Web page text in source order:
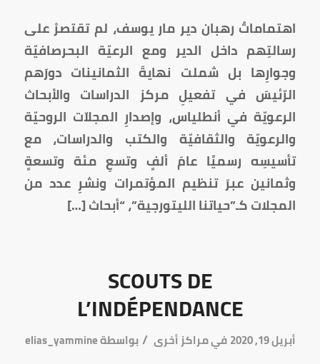
اهتماماتُ رهبان دير مار يوسف، لم تقتصرْ على
رسالتِهم داخل الدير ومع الرعيّة البحرصافيّة
وجوارِها بل شملت نهايةَ الثمانينات دورَهم
الرّئيسَ في تفعيلِ مركز الدراسات والأبحاث
الرعويّة في أنطلياس، وإصدارِ المجلاّت الروحيّة
والرعويّة والثقافيّة والكتب والدراسات، مع
تأسيسِه رسميًا عامَ ألفٍ وتسعِ مئة وتسعةٍ
وثمانين عبرَ تنظيم المؤتمرات ونشرِ عدد من
المجلات كـ”حياتنا الليتورجية”، “أبحاث […]
SCOUTS DE
L’INDÉPENDANCE
أبريل 19, 2020 فيمراكز أخرى /بواسطةelias_yammine